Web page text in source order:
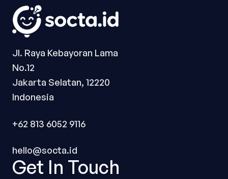
Jl. Raya Kebayoran Lama
No.12
Jakarta Selatan, 12220
Indonesia
+62 813 6052 9116
hello@socta.id
Get In Touch